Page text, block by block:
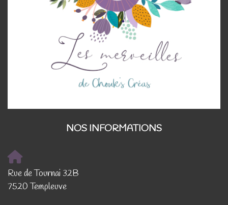
NOS INFORMATIONS
Rue de Tournai 32B
7520 Templeuve